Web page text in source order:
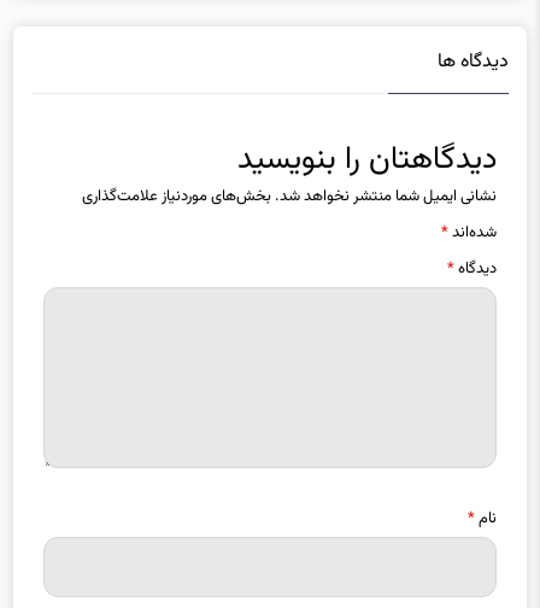
دیدگاه ها
دیدگاهتان را بنویسید
نشانی ایمیل شما منتشر نخواهد شد. بخش‌های موردنیاز علامت‌گذاری
شده‌اند*
دیدگاه*
نام*